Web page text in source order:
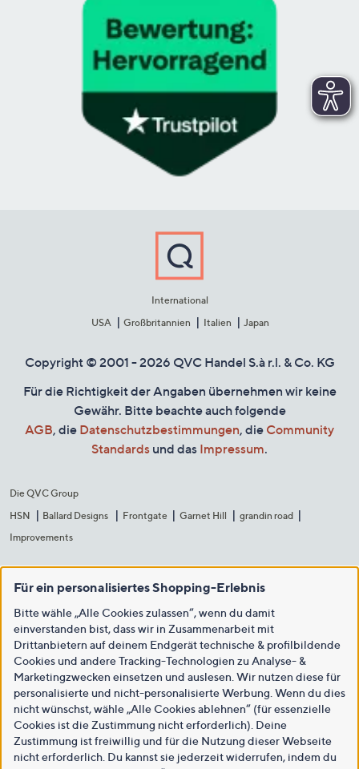
International
USA
Großbritannien Italien Japan
Copyright © 2001 - 2026 QVC Handel S.à r.l. & Co. KG
Für die Richtigkeit der Angaben übernehmen wir keine
Gewähr. Bitte beachte auch folgende
AGB, die Datenschutzbestimmungen, die Community
Standards und das Impressum.
Die QVC Group
HSN
Ballard Designs Frontgate Garnet Hill
grandin road
Improvements
Für ein personalisiertes Shopping-Erlebnis
Bitte wähle „Alle Cookies zulassen“, wenn du damit
einverstanden bist, dass wir in Zusammenarbeit mit
Drittanbietern auf deinem Endgerät technische & profilbildende
Cookies und andere Tracking-Technologien zu Analyse- &
Marketingzwecken einsetzen und auslesen. Wir nutzen diese für
personalisierte und nicht-personalisierte Werbung. Wenn du dies
nicht wünschst, wähle „Alle Cookies ablehnen“ (für essenzielle
Cookies ist die Zustimmung nicht erforderlich). Deine
Zustimmung ist freiwillig und für die Nutzung dieser Webseite
nicht erforderlich. Du kannst sie jederzeit widerrufen, indem du